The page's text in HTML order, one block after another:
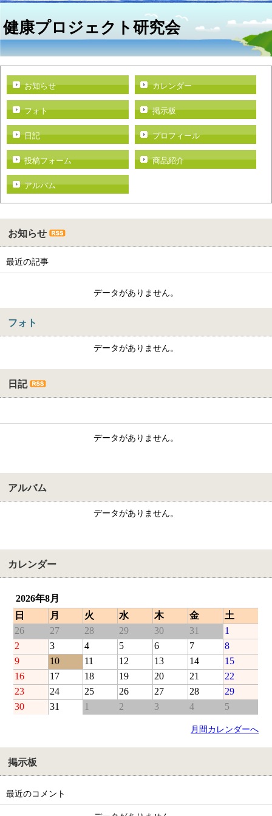
健康プロジェクト研究会
お知らせ カレンダー
フォト 掲示板
日記 プロフィール
投稿フォーム 商品紹介
アルバム
お知らせ
最近の記事
データがありません。
フォト
データがありません。
日記
データがありません。
アルバム
データがありません。
カレンダー
2026年8月
日
月 火 水 木 金
土
26
27 28 29 30 31
1
2
3 4 5 6 7
8
9
10 11 12 13 14
15
16
17 18 19 20 21
22
23
24 25 26 27 28
29
30
31 1 2 3 4 5
月間カレンダーへ
掲示板
最近のコメント